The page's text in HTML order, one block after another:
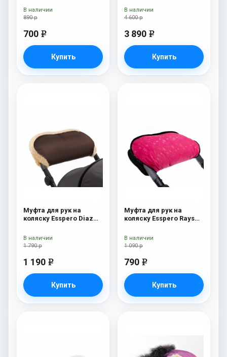
890 р
700 e
Купить
В наличии
4 600 р
3 890 e
Купить
В наличии
Муфта для рук на
коляску Esspero Diaz
Chocolat
1 790 р
1 190 e
Купить
В наличии
Муфта для рук на
коляску Esspero Rays
1 090 р
790 e
Купить
В наличии